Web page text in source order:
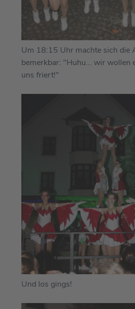
Um 18:15 Uhr machte sich die
bemerkbar: "Huhu... wir wollen
uns friert!"
Und los gings!